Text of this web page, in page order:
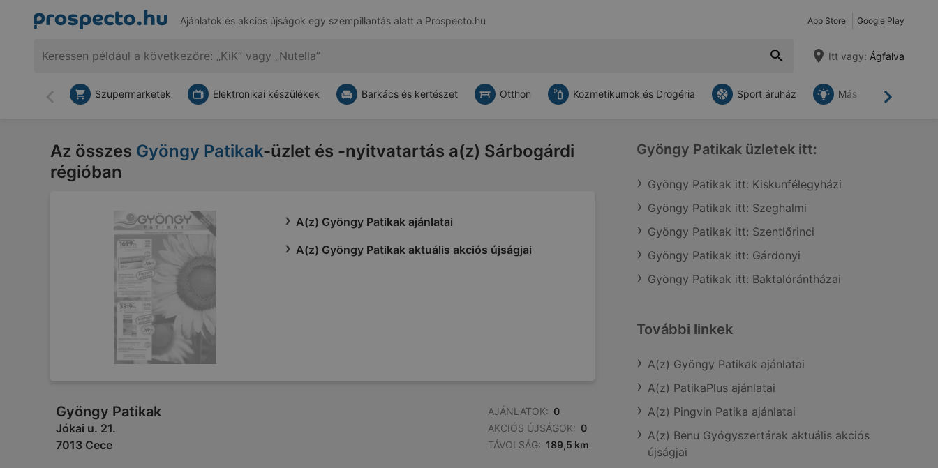
Ajánlatok és akciós újságok egy szempillantás alatt a Prospecto.hu App Store Google Play
Itt vagy: Ágfalva
Vissza Tovább
Szupermarketek Elektronikai készülékek Barkács és kertészet Otthon Kozmetikumok és Drogéria Sport áruház Más
Az összes Gyöngy Patikak-üzlet és -nyitvatartás a(z) Sárbogárdi
régióban
A(z) Gyöngy Patikak ajánlatai
A(z) Gyöngy Patikak aktuális akciós újságjai
Gyöngy Patikak
Jókai u. 21.
7013 Cece
AJÁNLATOK: 0
AKCIÓS ÚJSÁGOK: 0
TÁVOLSÁG: 189,5 km
Gyöngy Patikak üzletek itt:
Gyöngy Patikak itt: Kiskunfélegyházi
Gyöngy Patikak itt: Szeghalmi
Gyöngy Patikak itt: Szentlőrinci
Gyöngy Patikak itt: Gárdonyi
Gyöngy Patikak itt: Baktalórántházai
További linkek
A(z) Gyöngy Patikak ajánlatai
A(z) PatikaPlus ajánlatai
A(z) Pingvin Patika ajánlatai
A(z) Benu Gyógyszertárak aktuális akciós
újságjai